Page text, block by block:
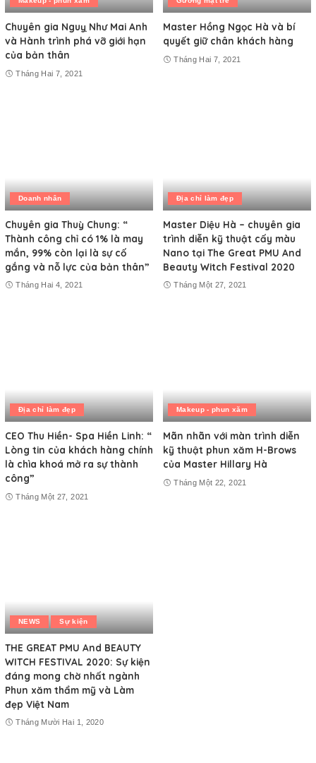
Chuyên gia Nguỵ Như Mai Anh
và Hành trình phá vỡ giới hạn
của bản thân
Tháng Hai 7, 2021
Master Hồng Ngọc Hà và bí
quyết giữ chân khách hàng
Tháng Hai 7, 2021
Doanh nhân
Chuyên gia Thuỳ Chung: “
Thành công chỉ có 1% là may
mắn, 99% còn lại là sự cố
gắng và nỗ lực của bản thân”
Tháng Hai 4, 2021
Địa chỉ làm đẹp
Master Diệu Hà – chuyên gia
trình diễn kỹ thuật cấy màu
Nano tại The Great PMU And
Beauty Witch Festival 2020
Tháng Một 27, 2021
Địa chỉ làm đẹp
CEO Thu Hiền- Spa Hiền Linh: “
Lòng tin của khách hàng chính
là chìa khoá mở ra sự thành
công”
Tháng Một 27, 2021
Makeup - phun xăm
Mãn nhãn với màn trình diễn
kỹ thuật phun xăm H-Brows
của Master Hillary Hà
Tháng Một 22, 2021
NEWS Sự kiện
THE GREAT PMU And BEAUTY
WITCH FESTIVAL 2020: Sự kiện
đáng mong chờ nhất ngành
Phun xăm thẩm mỹ và Làm
đẹp Việt Nam
Tháng Mười Hai 1, 2020